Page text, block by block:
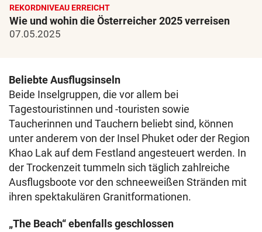
REKORDNIVEAU ERREICHT
Wie und wohin die Österreicher 2025 verreisen
07.05.2025
Beliebte Ausflugsinseln
Beide Inselgruppen, die vor allem bei
Tagestouristinnen und -touristen sowie
Taucherinnen und Tauchern beliebt sind, können
unter anderem von der Insel Phuket oder der Region
Khao Lak auf dem Festland angesteuert werden. In
der Trockenzeit tummeln sich täglich zahlreiche
Ausflugsboote vor den schneeweißen Stränden mit
ihren spektakulären Granitformationen.
„The Beach“ ebenfalls geschlossen